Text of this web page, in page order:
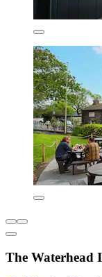
The Waterhead